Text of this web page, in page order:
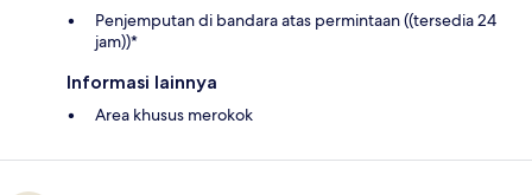
Penjemputan di bandara atas permintaan ((tersedia 24
jam))*
Informasi lainnya
Area khusus merokok